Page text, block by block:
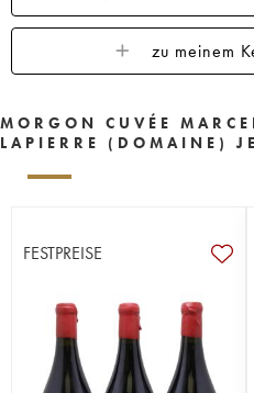
zu meinem
MORGON CUVÉE
LAPIERRE (DOMAINE)
FESTPREISE